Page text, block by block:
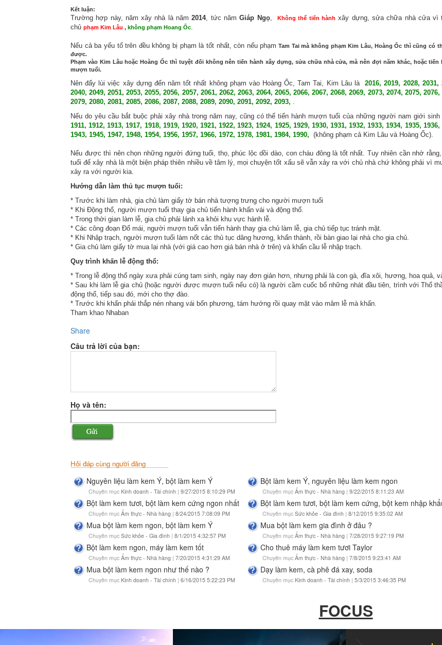
Kết luận:
Trường hợp này, năm xây nhà là năm2014, tức nămGiáp Ngọ,Không thể tiến hành xây dựng, sửa chữa nhà cửa vì
chủ phạm Kim Lâu , không phạm Hoang Ốc
Nếu cả ba yếu tố trên đều không bị phạm là tốt nhất, còn nếu phạm Tam Tai mà không phạm Kim Lâu, Hoàng Ốc thì cũng có
được.
Phạm vào Kim Lâu hoặc Hoàng Ốc thì tuyệt đối không nên tiến hành xây dựng, sửa chữa nhà cửa, mà nên đợi năm khác, hoặc tiến
mượn tuổi.
Nên đẩy lùi việc xây dựng đến năm tốt nhất không phạm vào Hoàng Ốc, Tam Tai, Kim Lâu là2016, 2019, 2028, 2031,
2040, 2049, 2051, 2053, 2055, 2056, 2057, 2061, 2062, 2063, 2064, 2065, 2066, 2067, 2068, 2069, 2073, 2074, 2075, 2076,
2079, 2080, 2081, 2085, 2086, 2087, 2088, 2089, 2090, 2091, 2092, 2093,
Nếu do yêu cầu bắt buộc phải xây nhà trong năm nay, cũng có thể tiến hành mượn tuổi của những người nam giới
1911, 1912, 1913, 1917, 1918, 1919, 1920, 1921, 1922, 1923, 1924, 1925, 1929, 1930, 1931, 1932, 1933, 1934, 1935, 1936,
1943, 1945, 1947, 1948, 1954, 1956, 1957, 1966, 1972, 1978, 1981, 1984, 1990, (không phạm cả Kim Lâu và Hoàng Ốc).
Nếu được thì nên chọn những người đứng tuổi, thọ, phúc lộc dồi dào, con cháu đông là tốt nhất. Tuy nhiên cần nhớ
tuổi để xây nhà là một biện pháp thiên nhiều về tâm lý, mọi chuyện tốt xấu sẽ vẫn xảy ra với chủ nhà chứ không phải vì
xảy ra với người kia.
Hướng dẫn làm thủ tục mượn tuổi:
* Trước khi làm nhà, gia chủ làm giấy tờ bán nhà tượng trưng cho người mượn tuổi
* Khi Động thổ, người mượn tuổi thay gia chủ tiến hành khấn vái và động thổ.
* Trong thời gian làm lễ, gia chủ phải lánh xa khỏi khu vực hành lễ.
* Các công đoạn Đổ mái, người mượn tuổi vẫn tiến hành thay gia chủ làm lễ, gia chủ tiếp tục tránh mặt.
* Khi Nhập trạch, người mượn tuổi làm nốt các thủ tục dâng hương, khấn thành, rồi bàn giao lại nhà cho gia chủ.
* Gia chủ làm giấy tờ mua lại nhà (với giá cao hơn giá bán nhà ở trên) và khấn cầu lễ nhập trạch.
Quy trình khấn lễ động thổ:
* Trong lễ động thổ ngày xưa phải cúng tam sinh, ngày nay đơn giản hơn, nhưng phải là con gà, đĩa xôi, hương, hoa quả,
* Sau khi làm lễ gia chủ (hoặc người được mượn tuổi nếu có) là người cầm cuốc bổ những nhát đầu tiên, trình với Thổ
động thổ, tiếp sau đó, mới cho thợ đào.
* Trước khi khấn phải thắp nén nhang vái bốn phương, tám hướng rồi quay mặt vào mâm lễ mà khấn.
Tham khao Nhaban
Share
Câu trả lời của bạn:
Họ và tên:
Hỏi đáp cùng người đăng
Nguyên liệu làm kem Ý, bột làm kem Ý
Chuyên mục Kinh doanh - Tài chính | 9/27/2015 8:10:29 PM
Bột làm kem Ý, nguyên liệu làm kem ngon
Chuyên mục Ẩm thực - Nhà hàng | 9/22/2015 8:11:23 AM
Bột làm kem tươi, bột làm kem cứng ngon nhất
Chuyên mục Ẩm thực - Nhà hàng | 8/24/2015 7:08:09 PM
Bột làm kem tươi, bột làm kem cứng, bột kem nhập
Chuyên mục Sức khỏe - Gia đình | 8/12/2015 9:35:02 AM
Mua bột làm kem ngon, bột làm kem Ý
Chuyên mục Sức khỏe - Gia đình | 8/1/2015 4:32:57 PM
Mua bột làm kem gia đình ở đâu ?
Chuyên mục Ẩm thực - Nhà hàng | 7/28/2015 9:27:19 PM
Bột làm kem ngon, máy làm kem tốt
Chuyên mục Ẩm thực - Nhà hàng | 7/20/2015 4:31:29 AM
Cho thuê máy làm kem tươi Taylor
Chuyên mục Ẩm thực - Nhà hàng | 7/8/2015 9:23:41 AM
Mua bột làm kem ngon như thế nào ?
Chuyên mục Kinh doanh - Tài chính | 6/16/2015 5:22:23 PM
Dạy làm kem, cà phê đá xay, soda
Chuyên mục Kinh doanh - Tài chính | 5/3/2015 3:46:35 PM
FOCUS